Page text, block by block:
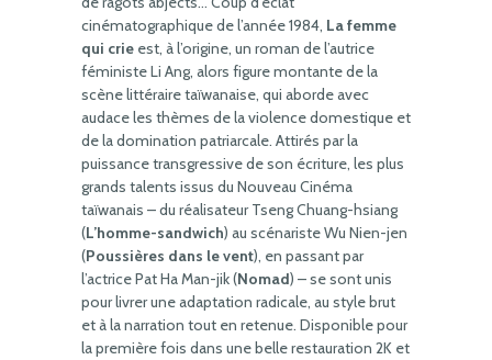
cinématographique de l’année 1984, La femme
qui crie est, à l’origine, un roman de l’autrice
féministe Li Ang, alors figure montante de la
scène littéraire taïwanaise, qui aborde avec
audace les thèmes de la violence domestique et
de la domination patriarcale. Attirés par la
puissance transgressive de son écriture, les plus
grands talents issus du Nouveau Cinéma
taïwanais – du réalisateur Tseng Chuang-hsiang
(L’homme-sandwich) au scénariste Wu Nien-jen
(Poussières dans le vent), en passant par
l’actrice Pat Ha Man-jik (Nomad) – se sont unis
pour livrer une adaptation radicale, au style brut
et à la narration tout en retenue. Disponible pour
la première fois dans une belle restauration 2K et